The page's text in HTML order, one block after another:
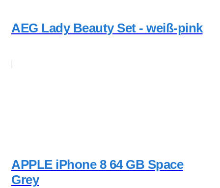
AEG Lady Beauty Set - weiß-pink
APPLE iPhone 8 64 GB Space
Grey